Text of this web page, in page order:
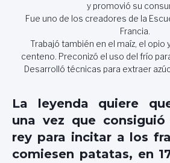
y promovió su
Fue uno de los creadores de la
Francia.
Trabajó también en el maíz, el opio
centeno. Preconizó el uso del frío
Desarrolló técnicas para extraer
La leyenda quiere
una vez que
rey para incitar a los
comiesen patatas, en